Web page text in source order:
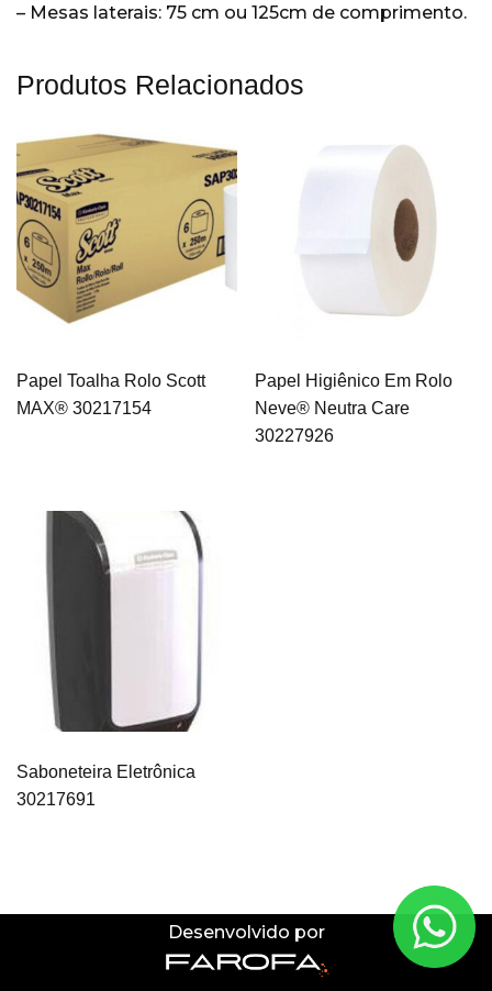
– Mesas laterais: 75 cm ou 125cm de comprimento.
Produtos Relacionados
Papel Toalha Rolo Scott
MAX® 30217154
Papel Higiênico Em Rolo
Neve® Neutra Care
30227926
Saboneteira Eletrônica
30217691
Desenvolvido por